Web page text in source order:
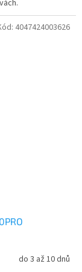
do 3 až 10 dnů
4047424003626